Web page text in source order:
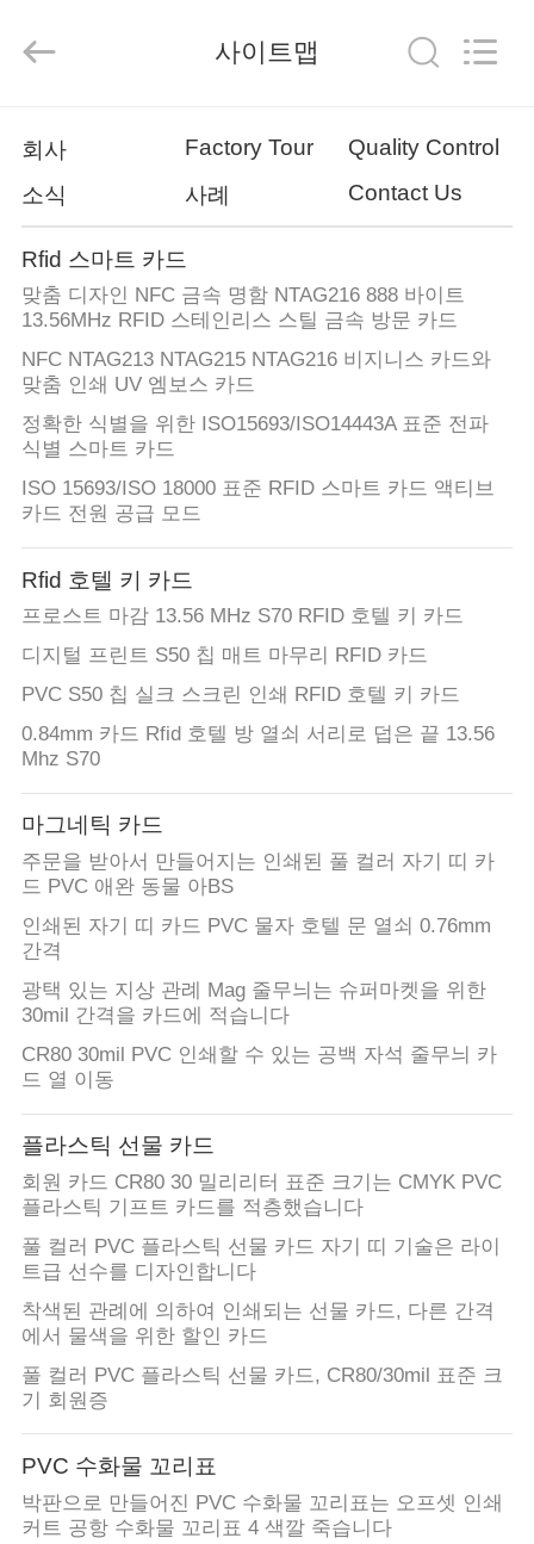
제
품
우
리
에
대
여
공
장
여
행
품
질
관
리
연
락
주
세
요
뉴
스
경
Shenzhen
ZDCARD
Reserved.
사이트맵
회사 Factory Tour
Quality Control
소식
사례 Contact Us
Rfid 스마트 카드
맞춤 디자인 NFC 금속 명함 NTAG216 888 바이트
13.56MHz RFID 스테인리스 스틸 금속 방문 카드
NFC NTAG213 NTAG215 NTAG216 비지니스 카드와
맞춤 인쇄 UV 엠보스 카드
정확한 식별을 위한 ISO15693/ISO14443A 표준 전파
식별 스마트 카드
ISO 15693/ISO 18000 표준 RFID 스마트 카드 액티브
카드 전원 공급 모드
Rfid 호텔 키 카드
프로스트 마감 13.56 MHz S70 RFID 호텔 키 카드
디지털 프린트 S50 칩 매트 마무리 RFID 카드
PVC S50 칩 실크 스크린 인쇄 RFID 호텔 키 카드
0.84mm 카드 Rfid 호텔 방 열쇠 서리로 덥은 끝 13.56
Mhz S70
마그네틱 카드
주문을 받아서 만들어지는 인쇄된 풀 컬러 자기 띠 카
드 PVC 애완 동물 아BS
인쇄된 자기 띠 카드 PVC 물자 호텔 문 열쇠 0.76mm
간격
광택 있는 지상 관례 Mag 줄무늬는 슈퍼마켓을 위한
30mil 간격을 카드에 적습니다
CR80 30mil PVC 인쇄할 수 있는 공백 자석 줄무늬 카
드 열 이동
플라스틱 선물 카드
회원 카드 CR80 30 밀리리터 표준 크기는 CMYK PVC
플라스틱 기프트 카드를 적층했습니다
풀 컬러 PVC 플라스틱 선물 카드 자기 띠 기술은 라이
트급 선수를 디자인합니다
착색된 관례에 의하여 인쇄되는 선물 카드, 다른 간격
에서 물색을 위한 할인 카드
풀 컬러 PVC 플라스틱 선물 카드, CR80/30mil 표준 크
기 회원증
PVC 수화물 꼬리표
박판으로 만들어진 PVC 수화물 꼬리표는 오프셋 인쇄
커트 공항 수화물 꼬리표 4 색깔 죽습니다